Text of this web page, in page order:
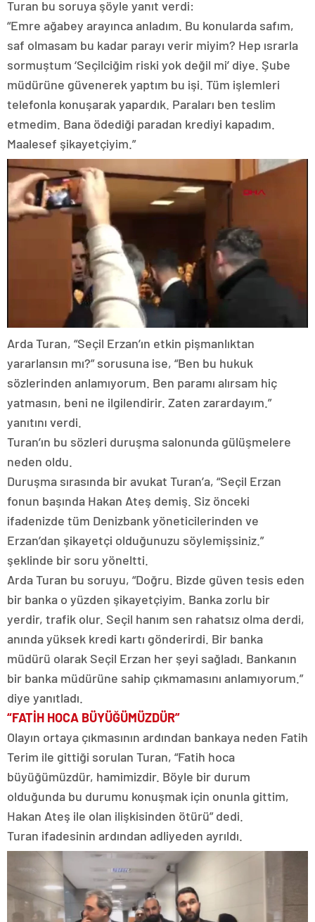
Turan bu soruya şöyle yanıt verdi:
“Emre ağabey arayınca anladım. Bu konularda safım,
saf olmasam bu kadar parayı verir miyim? Hep ısrarla
sormuştum ‘Seçilciğim riski yok değil mi’ diye. Şube
müdürüne güvenerek yaptım bu işi. Tüm işlemleri
telefonla konuşarak yapardık. Paraları ben teslim
etmedim. Bana ödediği paradan krediyi kapadım.
Maalesef şikayetçiyim.”
Arda Turan, “Seçil Erzan’ın etkin pişmanlıktan
yararlansın mı?” sorusuna ise, “Ben bu hukuk
sözlerinden anlamıyorum. Ben paramı alırsam hiç
yatmasın, beni ne ilgilendirir. Zaten zarardayım.”
yanıtını verdi.
Turan’ın bu sözleri duruşma salonunda gülüşmelere
neden oldu.
Duruşma sırasında bir avukat Turan’a, “Seçil Erzan
fonun başında Hakan Ateş demiş. Siz önceki
ifadenizde tüm Denizbank yöneticilerinden ve
Erzan’dan şikayetçi olduğunuzu söylemişsiniz.”
şeklinde bir soru yöneltti.
Arda Turan bu soruyu, “Doğru. Bizde güven tesis eden
bir banka o yüzden şikayetçiyim. Banka zorlu bir
yerdir, trafik olur. Seçil hanım sen rahatsız olma derdi,
anında yüksek kredi kartı gönderirdi. Bir banka
müdürü olarak Seçil Erzan her şeyi sağladı. Bankanın
bir banka müdürüne sahip çıkmamasını anlamıyorum.”
diye yanıtladı.
“FATİH HOCA BÜYÜĞÜMÜZDÜR”
Olayın ortaya çıkmasının ardından bankaya neden Fatih
Terim ile gittiği sorulan Turan, “Fatih hoca
büyüğümüzdür, hamimizdir. Böyle bir durum
olduğunda bu durumu konuşmak için onunla gittim,
Hakan Ateş ile olan ilişkisinden ötürü” dedi.
Turan ifadesinin ardından adliyeden ayrıldı.